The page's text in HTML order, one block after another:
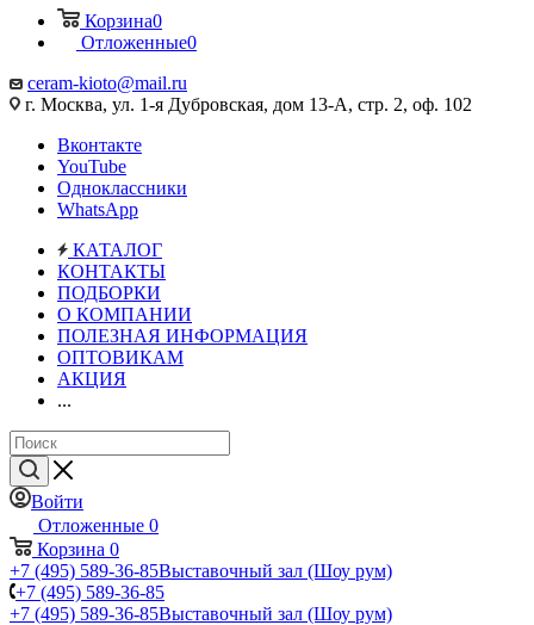
Корзина0
Отложенные0
ceram-kioto@mail.ru
г. Москва, ул. 1-я Дубровская, дом 13-А, стр. 2, оф. 102
Вконтакте
YouTube
Одноклассники
WhatsApp
КАТАЛОГ
КОНТАКТЫ
ПОДБОРКИ
О КОМПАНИИ
ПОЛЕЗНАЯ ИНФОРМАЦИЯ
ОПТОВИКАМ
АКЦИЯ
...
Войти
Отложенные 0
Корзина 0
+7 (495) 589-36-85Выставочный зал (Шоу рум)
+7 (495) 589-36-85
+7 (495) 589-36-85Выставочный зал (Шоу рум)